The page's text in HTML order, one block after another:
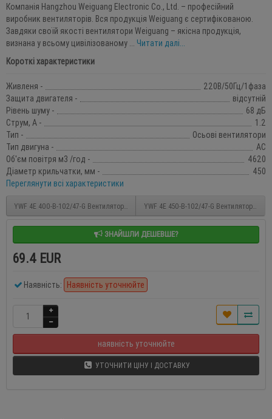
Компанія Hangzhou Weiguang Electronic Co., Ltd. – професійний
виробник вентиляторів. Вся продукція Weiguang є сертифікованою.
Завдяки своїй якості вентилятори Weiguang – якісна продукція,
визнана у всьому цивілізованому ... Читати далі...
Короткі характеристики
Живленя -
220В/50Гц/1фаза
Защита двигателя -
відсутній
Рівень шуму -
68 дБ
Струм, А -
1.2
Тип -
Осьові вентилятори
Тип двигуна -
АС
Об'єм повітря м3 /год -
4620
Діаметр крильчатки, мм -
450
Переглянути всі характеристики
YWF 4E 400-B-102/47-G Вентилятор осьовий 400мм Weiguang (220В, 3541м3/год,
YWF 4E 450-B-102/47-G Вентилятор
ЗНАЙШЛИ ДЕШЕВШЕ?
69.4 EUR
Наявність: Наявність уточнюйте
наявність уточнюйте
УТОЧНИТИ ЦІНУ І ДОСТАВКУ